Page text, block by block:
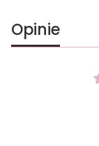
Opinie